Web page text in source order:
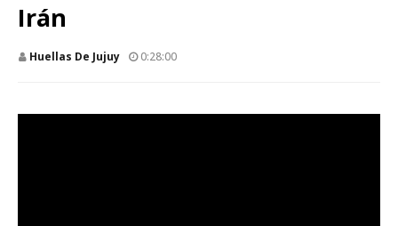
Irán
Huellas De Jujuy 0:28:00